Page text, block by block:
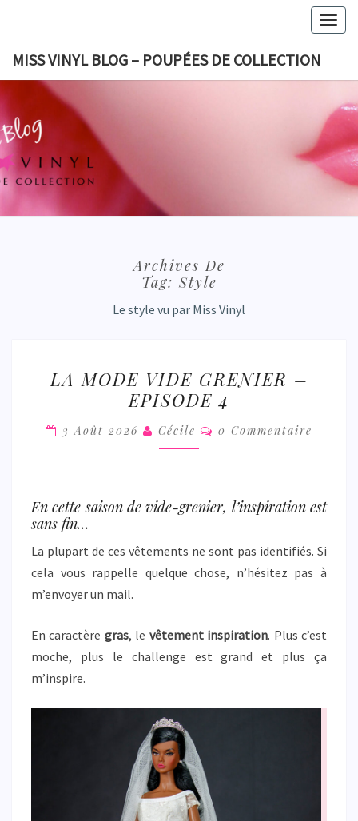
content
MISS VINYL BLOG – POUPÉES DE COLLECTION
MISS
BLOG
Archives De
Tag:Style
Le style vu par Miss Vinyl
MODE
VIDE
GRENIER
–
LA MODE VIDE GRENIER –
EPISODE 4
3 Août 2026 Cécile Commentaires
0 Commentaire
En cette saison de vide-grenier, l’inspiration est
sans fin…
La plupart de ces vêtements ne sont pas identifiés. Si
cela vous rappelle quelque chose, n’hésitez pas à
m’envoyer un mail.
En caractère gras, le vêtement inspiration. Plus c’est
moche, plus le challenge est grand et plus ça
m’inspire.